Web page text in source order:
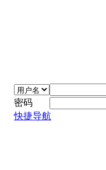
密码
快捷导航